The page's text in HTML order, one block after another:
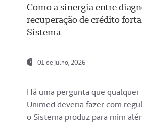
Como a sinergia entre
recuperação de crédito
Sistema
01 de julho, 2026
Há uma pergunta que
Unimed deveria fazer com
o Sistema produz para mim